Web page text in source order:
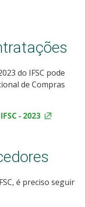
do IFSC pode
de Compras
- 2023
é preciso seguir